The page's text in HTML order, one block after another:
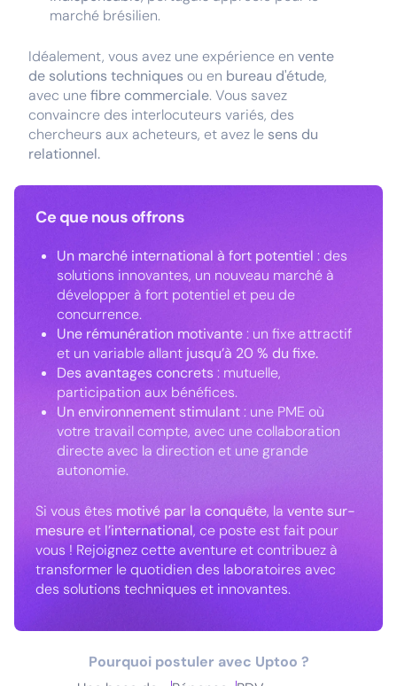
marché brésilien.
Idéalement, vous avez une expérience en vente
de solutions techniques ou en bureau d'étude,
avec unefibre commerciale. Vous savez
convaincre des interlocuteurs variés, des
chercheurs aux acheteurs, et avez le sens du
relationnel.
Ce que nous offrons
Un marché international à fort potentiel : des
solutions innovantes, un nouveau marché à
développer à fort potentiel et peu de
concurrence.
Une rémunération motivante: un fixe attractif
et un variableallant jusqu’à 20 % du fixe.
Des avantages concrets: mutuelle,
participation aux bénéfices.
Un environnement stimulant: une PME où
votre travail compte, avec une collaboration
directe avec la direction et une grande
autonomie.
Si vous êtes motivé par la conquête, la vente sur-
mesureet l’international, ce poste est fait pour
vous ! Rejoignez cette aventure et contribuez à
transformer le quotidien des laboratoires avec
des solutions techniques et innovantes.
Pourquoi postuler avec Uptoo ?